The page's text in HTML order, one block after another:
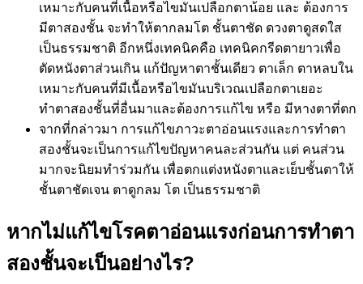
เหมาะกับคนที่เนื้อหรือไขมันเปลือกตาน้อย และ ต้องการ
มีตาสองชั้น จะทำให้ตากลมโต ชั้นตาชัด ดวงตาดูสดใส
เป็นธรรมชาติ อีกหนึ่งเทคนิคคือ เทคนิคกรีดตายาวเพื่อ
ตัดหนังตาส่วนเกิน แก้ปัญหาตาชั้นเดียว ตาเล็ก ตาหลบใน
เหมาะกับคนที่มีเนื้อหรือไขมันบริเวณเปลือกตาเยอะ
ทำตาสองชั้นที่อื่นมาและต้องการแก้ไข หรือ มีหางตาที่ตก
จากที่กล่าวมา การแก้ไขภาวะตาอ่อนแรงและการทำตา
สองชั้นจะเป็นการแก้ไขปัญหาคนละส่วนกัน แต่ คนส่วน
มากจะนิยมทำร่วมกัน เพื่อตกแต่งหนังตาและเย็บชั้นตาให้
ชั้นตาชัดเจน ตาดูกลม โต เป็นธรรมชาติ
หากไม่แก้ไขโรคตาอ่อนแรงก่อนการทำตา
สองชั้นจะเป็นอย่างไร?